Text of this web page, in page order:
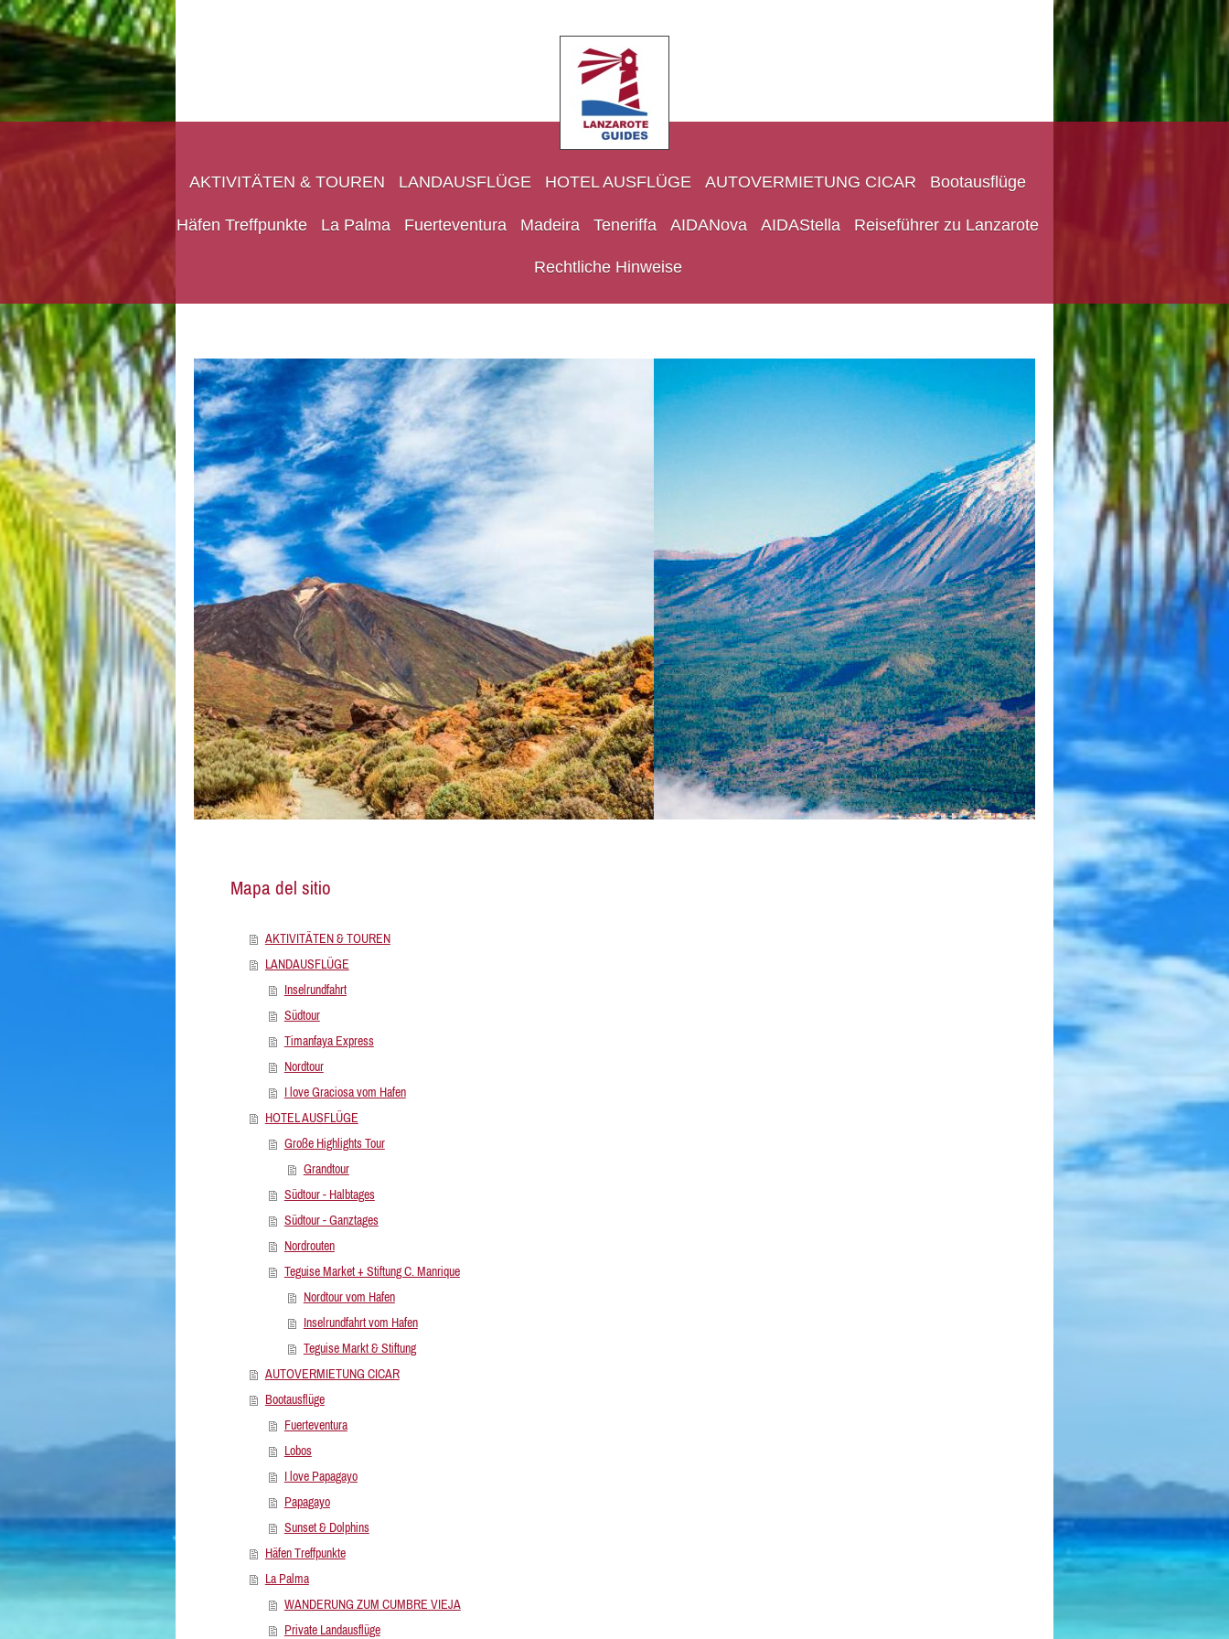
AKTIVITÄTEN & TOUREN LANDAUSFLÜGE HOTEL AUSFLÜGE AUTOVERMIETUNG CICAR Bootausflüge
Häfen Treffpunkte La Palma Fuerteventura Madeira Teneriffa AIDANova AIDAStella Reiseführer zu Lanzarote
Rechtliche Hinweise
Mapa del sitio
AKTIVITÄTEN & TOUREN
LANDAUSFLÜGE
Inselrundfahrt
Südtour
Timanfaya Express
Nordtour
I love Graciosa vom Hafen
HOTEL AUSFLÜGE
Große Highlights Tour
Grandtour
Südtour - Halbtages
Südtour - Ganztages
Nordrouten
Teguise Market + Stiftung C. Manrique
Nordtour vom Hafen
Inselrundfahrt vom Hafen
Teguise Markt & Stiftung
AUTOVERMIETUNG CICAR
Bootausflüge
Fuerteventura
Lobos
I love Papagayo
Papagayo
Sunset & Dolphins
Häfen Treffpunkte
La Palma
WANDERUNG ZUM CUMBRE VIEJA
Private Landausflüge